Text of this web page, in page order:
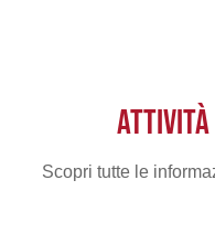
ATTIVITÀ
Scopri tutte le